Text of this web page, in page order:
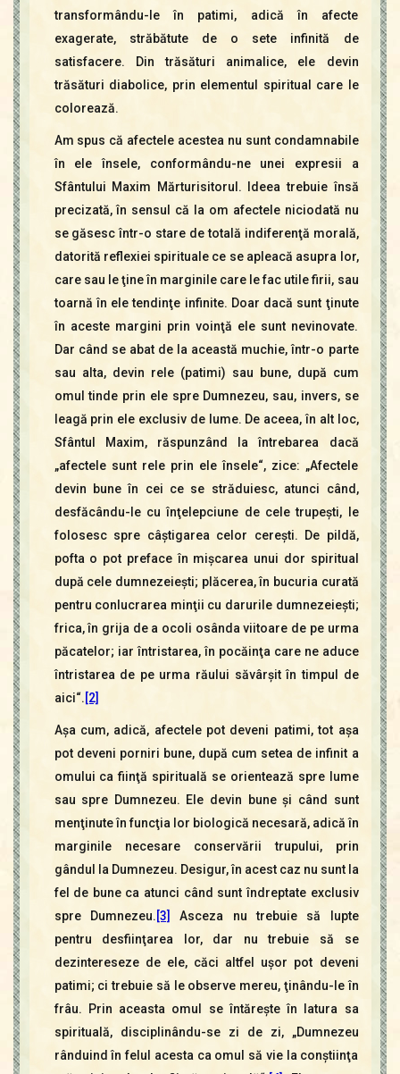
transformându-le în patimi, adică în afecte
exagerate, străbătute de o sete infinită de
satisfacere. Din trăsături animalice, ele devin
trăsături diabolice, prin elementul spiritual care le
colorează.
Am spus că afectele acestea nu sunt condamnabile
în ele însele, conformându-ne unei expresii a
Sfântului Maxim Mărturisitorul. Ideea trebuie însă
precizată, în sensul că la om afectele niciodată nu
se găsesc într-o stare de totală indiferenţă morală,
datorită reflexiei spirituale ce se apleacă asupra lor,
care sau le ţine în marginile care le fac utile firii, sau
toarnă în ele tendinţe infinite. Doar dacă sunt ţinute
în aceste margini prin voinţă ele sunt nevinovate.
Dar când se abat de la această muchie, într-o parte
sau alta, devin rele (patimi) sau bune, după cum
omul tinde prin ele spre Dumnezeu, sau, invers, se
leagă prin ele exclusiv de lume. De aceea, în alt loc,
Sfântul Maxim, răspunzând la întrebarea dacă
„afectele sunt rele prin ele însele“, zice: „Afectele
devin bune în cei ce se străduiesc, atunci când,
desfăcându-le cu înţelepciune de cele trupeşti, le
folosesc spre câştigarea celor cereşti. De pildă,
pofta o pot preface în mişcarea unui dor spiritual
după cele dumnezeieşti; plăcerea, în bucuria curată
pentru conlucrarea minţii cu darurile dumnezeieşti;
frica, în grija de a ocoli osânda viitoare de pe urma
păcatelor; iar întristarea, în pocăinţa care ne aduce
întristarea de pe urma răului săvârşit în timpul de
aici“.[2]
Aşa cum, adică, afectele pot deveni patimi, tot aşa
pot deveni porniri bune, după cum setea de infinit a
omului ca fiinţă spirituală se orientează spre lume
sau spre Dumnezeu. Ele devin bune şi când sunt
menţinute în funcţia lor biologică necesară, adică în
marginile necesare conservării trupului, prin
gândul la Dumnezeu. Desigur, în acest caz nu sunt la
fel de bune ca atunci când sunt îndreptate exclusiv
spre Dumnezeu.[3]
Asceza nu trebuie să lupte
pentru desfiinţarea lor, dar nu trebuie să se
dezintereseze de ele, căci altfel uşor pot deveni
patimi; ci trebuie să le observe mereu, ţinându-le în
frâu. Prin aceasta omul se întăreşte în latura sa
spirituală, disciplinându-se zi de zi, „Dumnezeu
rânduind în felul acesta ca omul să vie la conştiinţa